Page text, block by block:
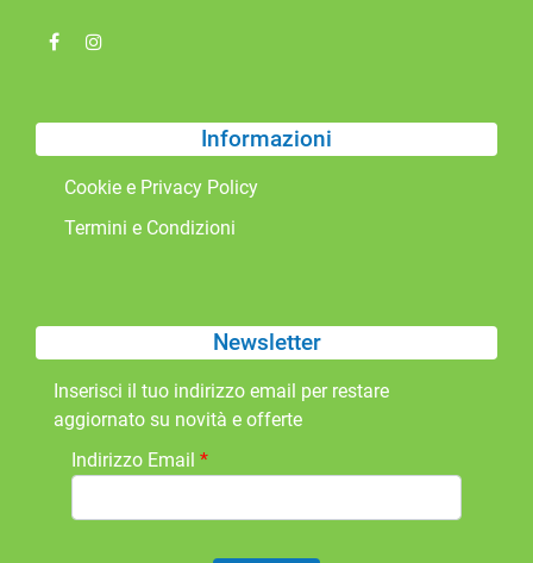
Informazioni
Cookie e Privacy Policy
Termini e Condizioni
Newsletter
Inserisci il tuo indirizzo email per restare
aggiornato su novità e offerte
Indirizzo Email *